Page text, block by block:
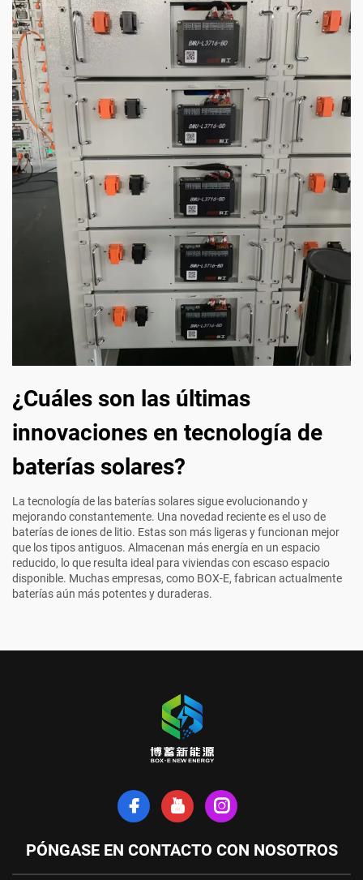
¿Cuáles son las últimas
innovaciones en tecnología de
baterías solares?
La tecnología de las baterías solares sigue evolucionando y
mejorando constantemente. Una novedad reciente es el uso de
baterías de iones de litio. Estas son más ligeras y funcionan mejor
que los tipos antiguos. Almacenan más energía en un espacio
reducido, lo que resulta ideal para viviendas con escaso espacio
disponible. Muchas empresas, como BOX-E, fabrican actualmente
baterías aún más potentes y duraderas.
PÓNGASE EN CONTACTO CON NOSOTROS